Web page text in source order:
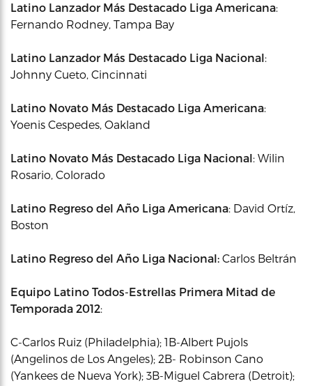
Latino Lanzador Más Destacado Liga Americana:
Fernando Rodney, Tampa Bay
Latino Lanzador Más Destacado Liga Nacional:
Johnny Cueto, Cincinnati
Latino Novato Más Destacado Liga Americana:
Yoenis Cespedes, Oakland
Latino Novato Más Destacado Liga Nacional: Wilin
Rosario, Colorado
Latino Regreso del Año Liga Americana: David Ortíz,
Boston
Latino Regreso del Año Liga Nacional: Carlos Beltrán
Equipo Latino Todos-Estrellas Primera Mitad de
Temporada 2012:
C-Carlos Ruiz (Philadelphia); 1B-Albert Pujols
(Angelinos de Los Angeles); 2B- Robinson Cano
(Yankees de Nueva York); 3B-Miguel Cabrera (Detroit);